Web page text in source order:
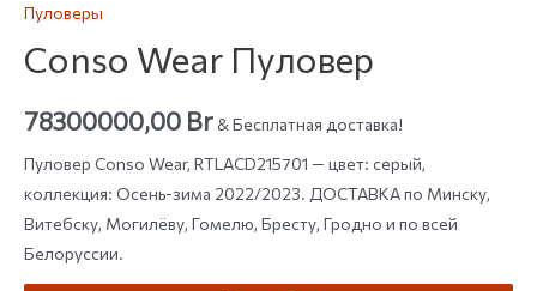
Пуловеры
Conso Wear Пуловер
78300000,00 Br& Бесплатная доставка!
Пуловер Conso Wear, RTLACD215701 — цвет: серый,
коллекция: Осень-зима 2022/2023. ДОСТАВКА по Минску,
Витебску, Могилёву, Гомелю, Бресту, Гродно и по всей
Белоруссии.